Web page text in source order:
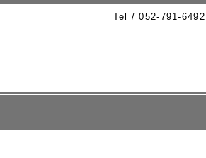
Tel / 052-791-6492